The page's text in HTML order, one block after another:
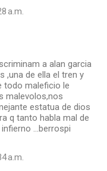
a.m.
a alan garcia
,una de ella el tren y
todo maleficio le
malevolos,nos
estatua de dios
q tanto habla mal de
...berrospi
a.m.